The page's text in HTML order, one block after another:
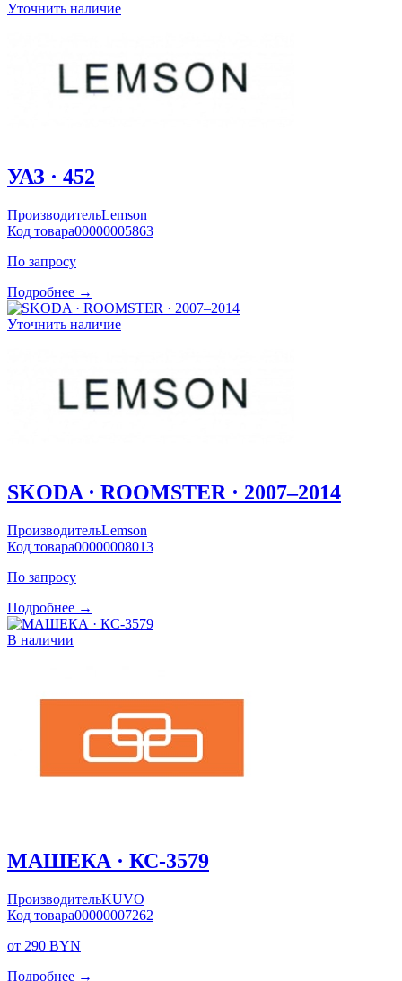
Уточнить наличие
УАЗ · 452
ПроизводительLemson
Код товара00000005863
По запросу
Подробнее →
Уточнить наличие
SKODA · ROOMSTER · 2007–2014
ПроизводительLemson
Код товара00000008013
По запросу
Подробнее →
В наличии
МАШЕКА · КС-3579
ПроизводительKUVO
Код товара00000007262
от 290 BYN
Подробнее →